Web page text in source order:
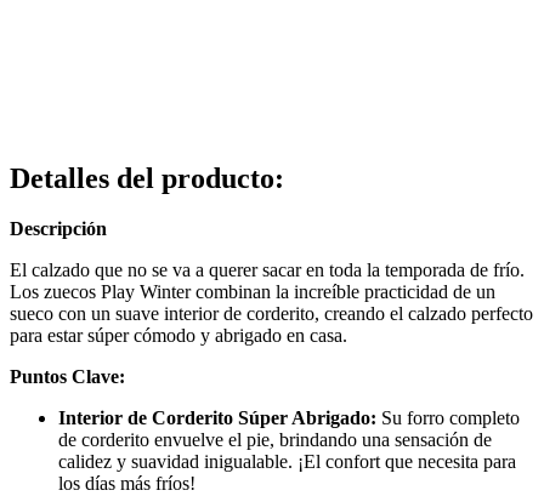
Detalles del producto:
Descripción
El calzado que no se va a querer sacar en toda la temporada de frío.
Los zuecos Play Winter combinan la increíble practicidad de un
sueco con un suave interior de corderito, creando el calzado perfecto
para estar súper cómodo y abrigado en casa.
Puntos Clave:
Interior de Corderito Súper Abrigado: Su forro completo
de corderito envuelve el pie, brindando una sensación de
calidez y suavidad inigualable. ¡El confort que necesita para
los días más fríos!